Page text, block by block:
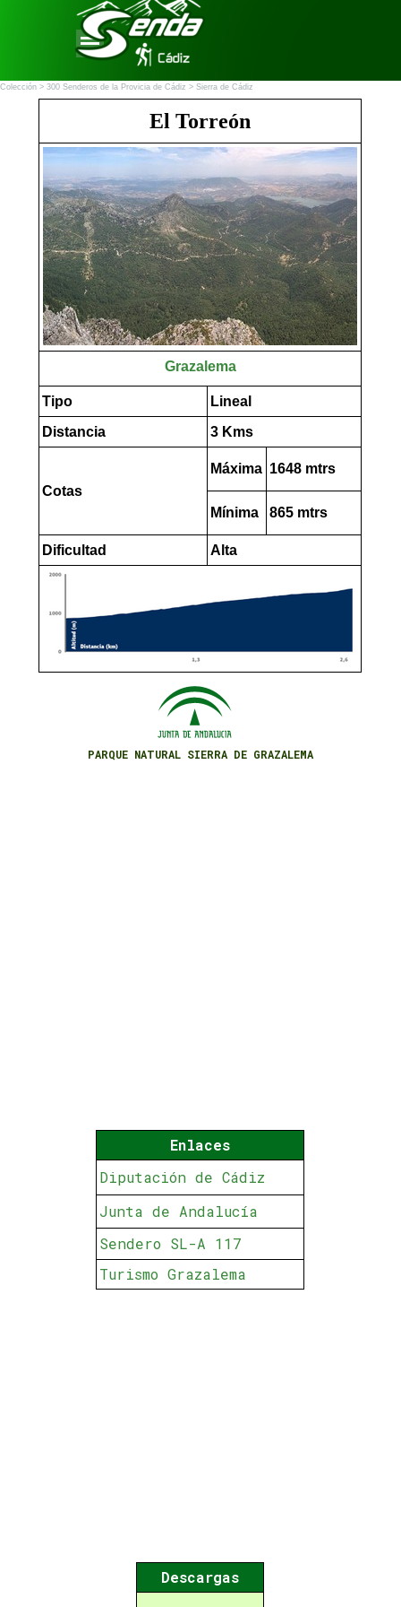
Vaya al Contenido
Saltar menú
Colección > 300 Senderos de la Provicia de Cádiz > Sierra de Cádiz
El Torreón
Grazalema
Tipo
Lineal
Distancia
3 Kms
Cotas
Máxima 1648 mtrs
Mínima 865 mtrs
Dificultad Alta
PARQUE NATURAL SIERRA DE GRAZALEMA
Enlaces
Diputación de Cádiz
Junta de Andalucía
Sendero SL-A 117
Turismo Grazalema
Descargas